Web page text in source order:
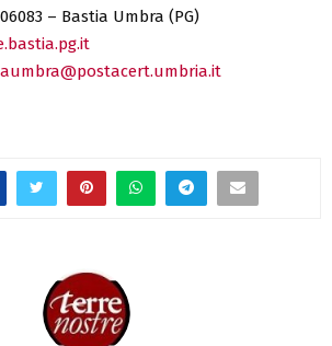
– Bastia Umbra (PG)